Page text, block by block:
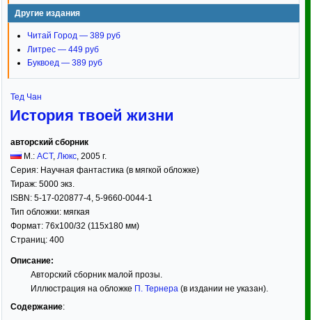
Другие издания
Читай Город — 389 руб
Литрес — 449 руб
Буквоед — 389 руб
Тед Чан
История твоей жизни
авторский сборник
М.: АСТ, Люкс 2005 г.
Серия: Научная фантастика (в мягкой обложке)
Тираж: 5000 экз.
ISBN: 5-17-020877-4, 5-9660-0044-1
Тип обложки: мягкая
Формат: 76x100/32 (115x180 мм)
Страниц: 400
Описание:
Авторский сборник малой прозы.
Иллюстрация на обложке П. Тернера (в издании не указан).
Содержание: